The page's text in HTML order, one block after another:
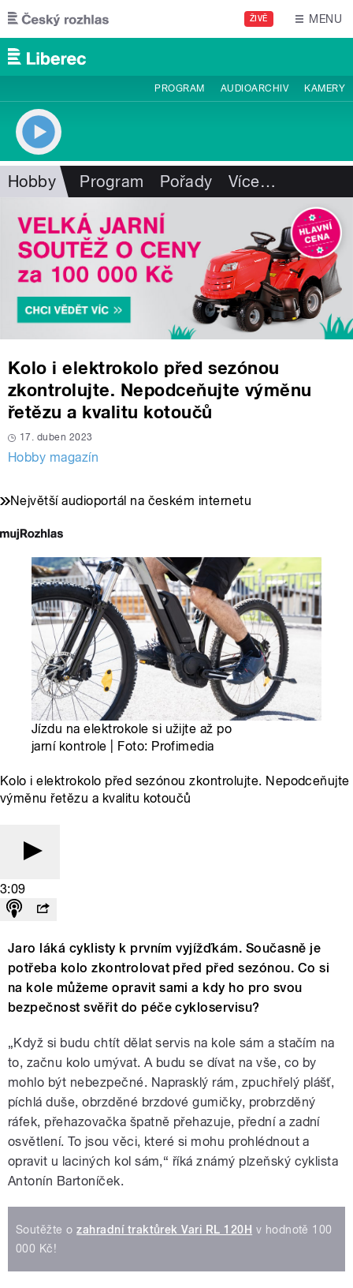
Přejít k hlavnímu obsahu
ŽIVĚ MENU
PROGRAM AUDIOARCHIV KAMERY
Hobby Program Pořady Více…
Kolo i elektrokolo před sezónou
zkontrolujte. Nepodceňujte výměnu
řetězu a kvalitu kotoučů
17. duben 2023
Hobby magazín
Největší audioportál na českém internetu
Jízdu na elektrokole si užijte až po
jarní kontrole | Foto: Profimedia
Kolo i elektrokolo před sezónou zkontrolujte. Nepodceňujte
výměnu řetězu a kvalitu kotoučů
3:09
Jaro láká cyklisty k prvním vyjížďkám. Současně je
potřeba kolo zkontrolovat před před sezónou. Co si
na kole můžeme opravit sami a kdy ho pro svou
bezpečnost svěřit do péče cykloservisu?
„Když si budu chtít dělat servis na kole sám a stačím na
to, začnu kolo umývat. A budu se dívat na vše, co by
mohlo být nebezpečné. Naprasklý rám, zpuchřelý plášť,
píchlá duše, obrzděné brzdové gumičky, probrzděný
ráfek, přehazovačka špatně přehazuje, přední a zadní
osvětlení. To jsou věci, které si mohu prohlédnout a
opravit u laciných kol sám,“ říká známý plzeňský cyklista
Antonín Bartoníček.
Soutěžte ozahradní traktůrek Vari RL 120H v hodnotě 100
000 Kč!